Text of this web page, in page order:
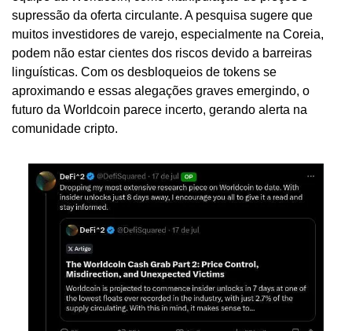
supressão da oferta circulante. A pesquisa sugere que
muitos investidores de varejo, especialmente na Coreia,
podem não estar cientes dos riscos devido a barreiras
linguísticas. Com os desbloqueios de tokens se
aproximando e essas alegações graves emergindo, o
futuro da Worldcoin parece incerto, gerando alerta na
comunidade cripto.